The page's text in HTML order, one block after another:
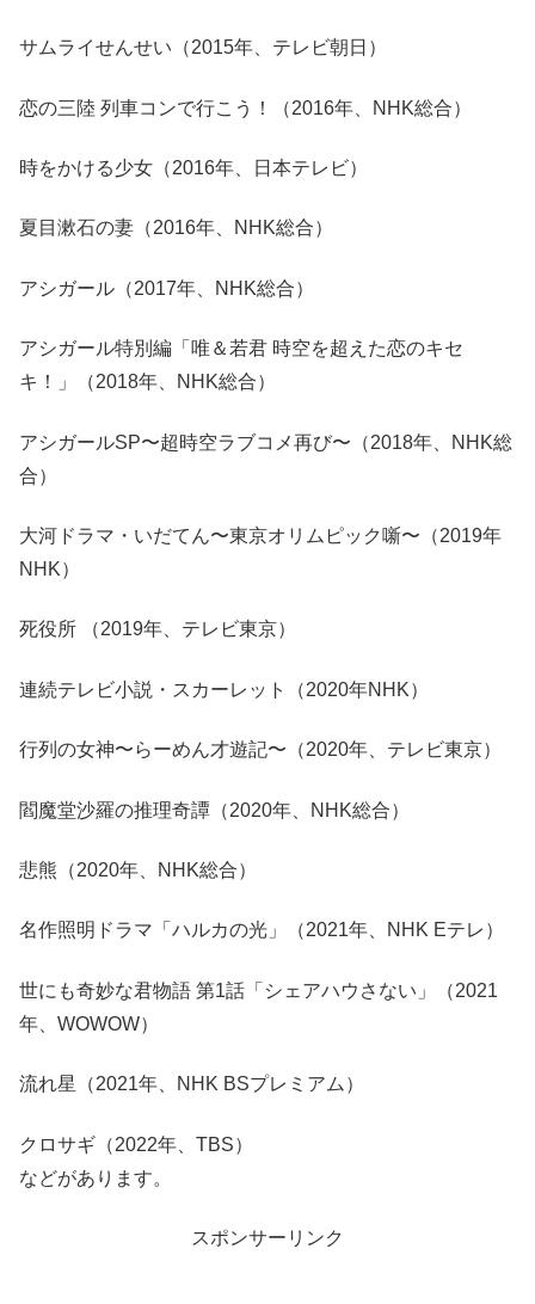
サムライせんせい（2015年、テレビ朝日）
恋の三陸 列車コンで行こう！（2016年、NHK総合）
時をかける少女（2016年、日本テレビ）
夏目漱石の妻（2016年、NHK総合）
アシガール（2017年、NHK総合）
アシガール特別編「唯＆若君 時空を超えた恋のキセ
キ！」（2018年、NHK総合）
アシガールSP〜超時空ラブコメ再び〜（2018年、NHK総
合）
大河ドラマ・いだてん〜東京オリムピック噺〜（2019年
NHK）
死役所 （2019年、テレビ東京）
連続テレビ小説・スカーレット（2020年NHK）
行列の女神〜らーめん才遊記〜（2020年、テレビ東京）
閻魔堂沙羅の推理奇譚（2020年、NHK総合）
悲熊（2020年、NHK総合）
名作照明ドラマ「ハルカの光」（2021年、NHK Eテレ）
世にも奇妙な君物語 第1話「シェアハウさない」（2021
年、WOWOW）
流れ星（2021年、NHK BSプレミアム）
クロサギ（2022年、TBS）
などがあります。
スポンサーリンク